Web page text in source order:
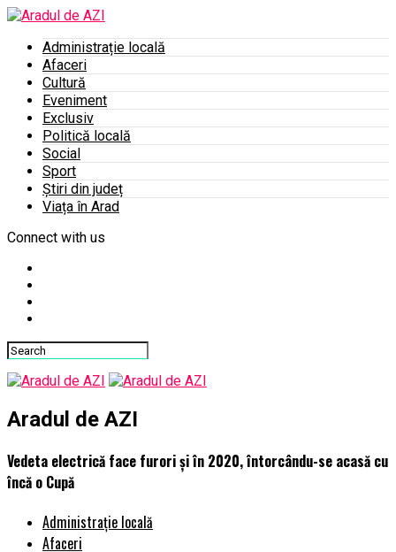
Administrație locală
Afaceri
Cultură
Eveniment
Exclusiv
Politică locală
Social
Sport
Știri din județ
Viața în Arad
Connect with us
Aradul de AZI
Vedeta electrică face furori și în 2020, întorcându-se acasă cu
încă o Cupă
Administrație locală
Afaceri